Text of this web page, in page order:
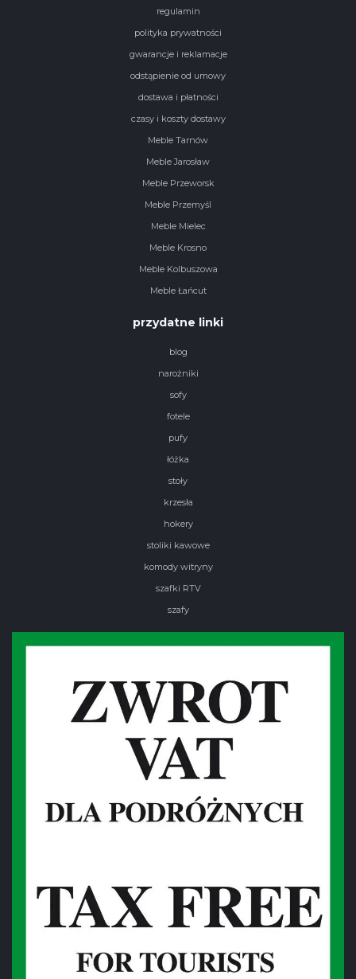
regulamin
polityka prywatności
gwarancje i reklamacje
odstąpienie od umowy
dostawa i płatności
czasy i koszty dostawy
Meble Tarnów
Meble Jarosław
Meble Przeworsk
Meble Przemyśl
Meble Mielec
Meble Krosno
Meble Kolbuszowa
Meble Łańcut
przydatne linki
blog
narożniki
sofy
fotele
pufy
łóżka
stoły
krzesła
hokery
stoliki kawowe
komody witryny
szafki RTV
szafy